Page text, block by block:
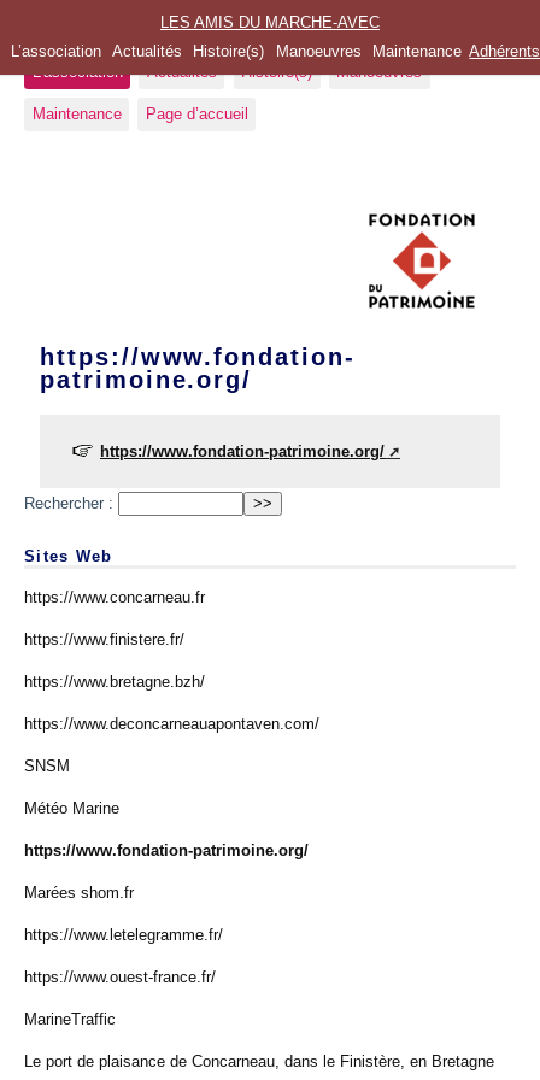
LES AMIS DU MARCHE-AVEC
L’association
Actualités Histoire(s) Manoeuvres Maintenance Adhérents
L’association
Actualités Histoire(s) Manoeuvres
Maintenance Page d’accueil
https://www.fondation-
patrimoine.org/
https://www.fondation-patrimoine.org/
Rechercher :
Sites Web
https://www.concarneau.fr
https://www.finistere.fr/
https://www.bretagne.bzh/
https://www.deconcarneauapontaven.com/
SNSM
Météo Marine
https://www.fondation-patrimoine.org/
Marées shom.fr
https://www.letelegramme.fr/
https://www.ouest-france.fr/
MarineTraffic
Le port de plaisance de Concarneau, dans le Finistère, en Bretagne